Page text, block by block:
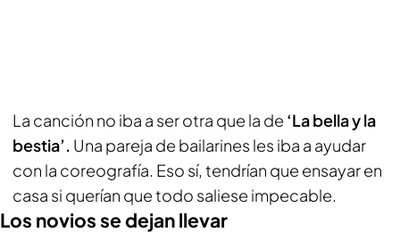
La canción no iba a ser otra que la de ‘La bella y la
bestia’. Una pareja de bailarines les iba a ayudar
con la coreografía. Eso sí, tendrían que ensayar en
casa si querían que todo saliese impecable.
Los novios se dejan llevar